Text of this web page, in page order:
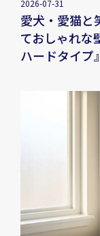
2026-07-31
愛犬・愛猫と
ておしゃれな
ハードタイプ